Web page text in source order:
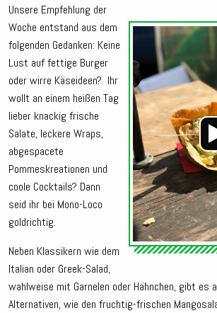
Unsere Empfehlung der
Woche entstand aus dem
folgenden Gedanken: Keine
Lust auf fettige Burger
oder wirre Käseideen? Ihr
wollt an einem heißen Tag
lieber knackig frische
Salate, leckere Wraps,
abgespacete
Pommeskreationen und
coole Cocktails? Dann
seid ihr bei Mono-Loco
goldrichtig.
Neben Klassikern wie dem
Italian oder Greek-Salad,
wahlweise mit Garnelen oder Hähnchen, gibt es
Alternativen, wie den fruchtig-frischen